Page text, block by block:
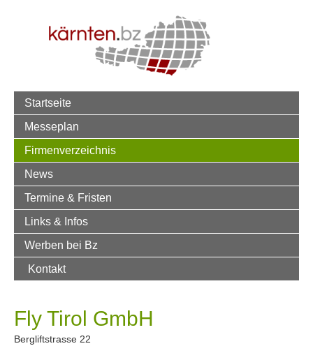
Startseite
Messeplan
Firmenverzeichnis
News
Termine & Fristen
Links & Infos
Werben bei Bz
Kontakt
Fly Tirol GmbH
Bergliftstrasse 22